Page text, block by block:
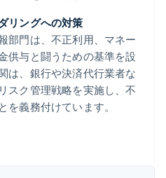
リングへの対策
部門は、不正利用、マネー
供与と闘うための基準を設
は、銀行や決済代行業者な
スク管理戦略を実施し、不
を義務付けています。